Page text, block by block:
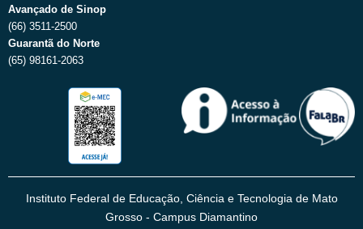
Avançado de Sinop
(66) 3511-2500
Guarantã do Norte
(65) 98161-2063
Instituto Federal de Educação, Ciência e Tecnologia de Mato
Grosso - Campus Diamantino